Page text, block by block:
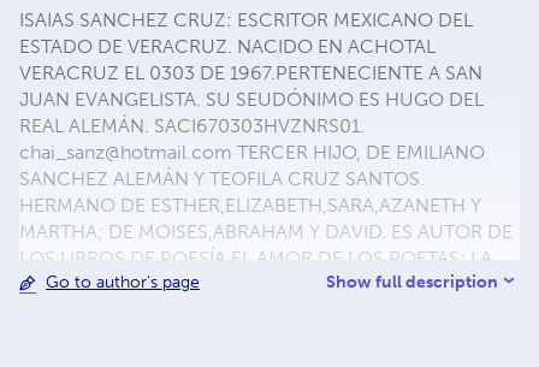
ISAIAS SANCHEZ CRUZ: ESCRITOR MEXICANO DEL
ESTADO DE VERACRUZ. NACIDO EN ACHOTAL
VERACRUZ EL 0303 DE 1967.PERTENECIENTE A SAN
JUAN EVANGELISTA. SU SEUDÓNIMO ES HUGO DEL
REAL ALEMÁN. SACI670303HVZNRS01.
chai_sanz@hotmail.com TERCER HIJO, DE EMILIANO
SANCHEZ ALEMÁN Y TEOFILA CRUZ SANTOS.
HERMANO DE ESTHER,ELIZABETH,SARA,AZANETH Y
MARTHA; DE MOISES,ABRAHAM Y DAVID. ES AUTOR DE
LOS LIBROS DE POESÍA,EL AMOR DE LOS POETAS: LA
CHICA DEL ESPEJO: ESPOSA BELLA: ODAS PARA UNA
Go to author's page Show full description